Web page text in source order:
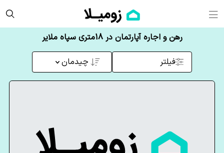
رهن و اجاره آپارتمان در 18متری سپاه ملایر
فیلتر چیدمان